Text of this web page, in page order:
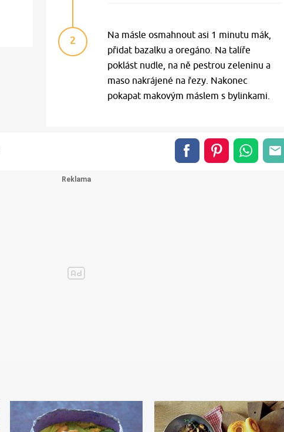
2
Na másle osmahnout asi 1 minutu mák,
přidat bazalku a oregáno. Na talíře
poklást nudle, na ně pestrou zeleninu a
maso nakrájené na řezy. Nakonec
pokapat makovým máslem s bylinkami.